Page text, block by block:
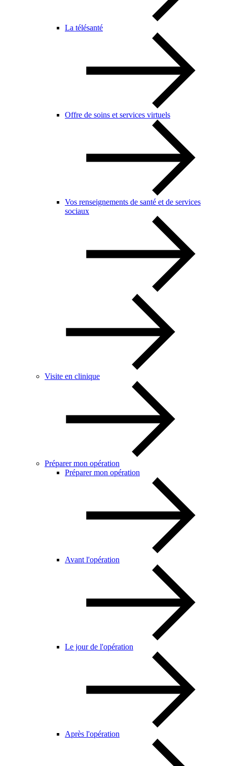
La télésanté
Offre de soins et services virtuels
Vos renseignements de santé et de services
sociaux
Visite en clinique
Préparer mon opération
Préparer mon opération
Avant l'opération
Le jour de l'opération
Après l'opération